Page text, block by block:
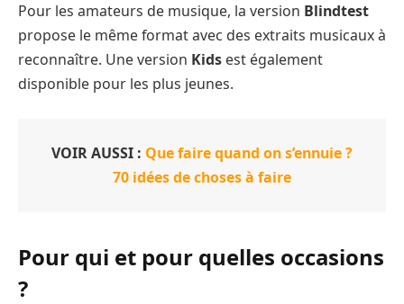
Pour les amateurs de musique, la version Blindtest
propose le même format avec des extraits musicaux à
reconnaître. Une version Kids est également
disponible pour les plus jeunes.
VOIR AUSSI : Que faire quand on s’ennuie ?
70 idées de choses à faire
Pour qui et pour quelles occasions
?